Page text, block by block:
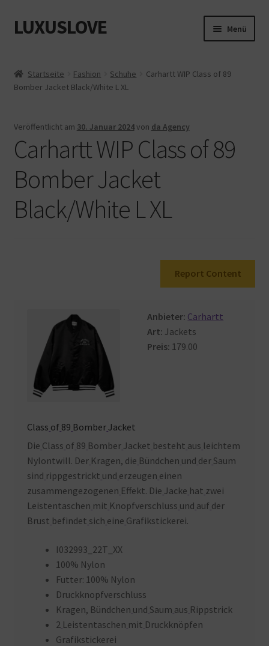
Zur
Navigation
Zum
Inhalt
LUXUSLOVE Menü
Cookie-Richtlinie (EU)
Datenschutz
Impressum
Kasse
Mein Konto
Startseite Fashion Schuhe
Carhartt WIP Class of 89
Bomber Jacket Black/White L XL
Veröffentlicht am 30. Januar 2024von da Agency
Carhartt WIP Class of 89
Bomber Jacket
Black/White L XL
Report Content
Anbieter: Carhartt
Art: Jackets
Preis: 179.00
Class of 89 BomberJacket
Die Class of 89 Bomber Jacket besteht aus leichtem
Nylontwill. Der Kragen, die Bündchen und der Saum
sind rippgestrickt und erzeugen einen
zusammengezogenen Effekt. Die Jacke hat zwei
Leistentaschen mit Knopfverschluss und auf der
Brust befindet sich eine Grafikstickerei.
I032993_22T_XX
100% Nylon
Futter: 100% Nylon
Druckknopfverschluss
Kragen, Bündchen und Saum aus Rippstrick
2 Leistentaschen mit Druckknöpfen
Grafikstickerei